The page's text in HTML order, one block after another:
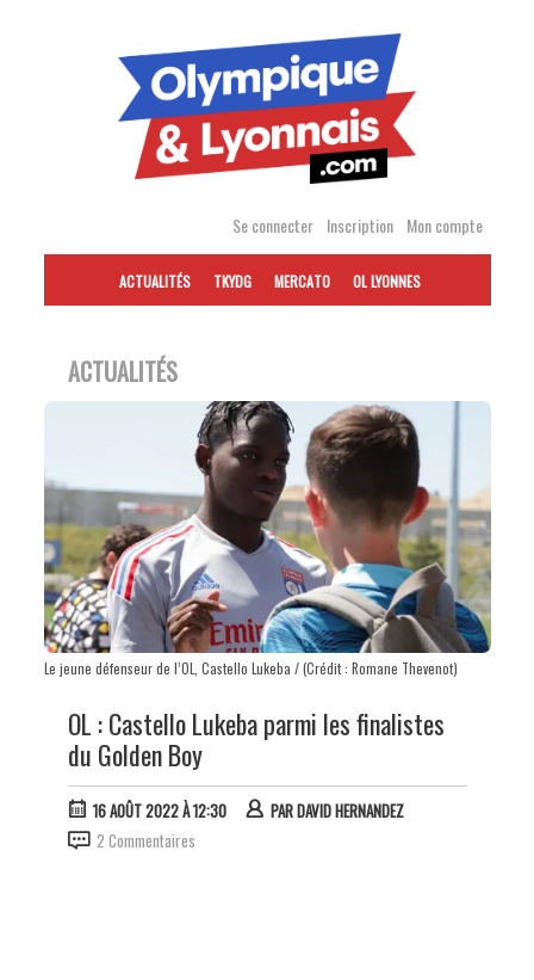
Se connecter Inscription Mon compte
ACTUALITÉS TKYDG MERCATO OL LYONNES
ACTUALITÉS
Le jeune défenseur de l’OL, Castello Lukeba / (Crédit : Romane Thevenot)
OL : Castello Lukeba parmi les finalistes
du Golden Boy
16 AOÛT 2022 À 12:30 PARDAVID HERNANDEZ
2 Commentaires